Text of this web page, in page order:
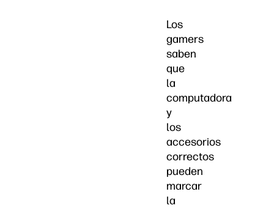
Los
gamers
saben
que
la
computadora
y
los
accesorios
correctos
pueden
marcar
la